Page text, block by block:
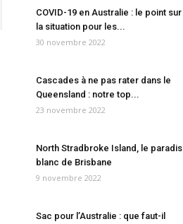
COVID-19 en Australie : le point sur
la situation pour les...
30 novembre 2022
Cascades à ne pas rater dans le
Queensland : notre top...
23 novembre 2022
North Stradbroke Island, le paradis
blanc de Brisbane
9 novembre 2022
Sac pour l’Australie : que faut-il